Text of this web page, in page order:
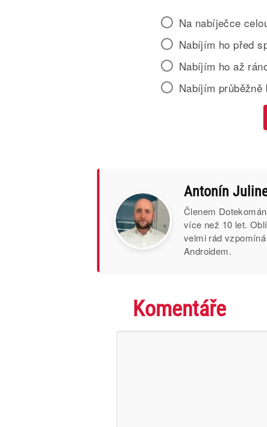
Na nabíječce
Nabíjím ho před
Nabíjím ho až
Nabíjím průběžně
Antonín
Členem
více než 10 let.
velmi rád
Androidem.
Komentáře